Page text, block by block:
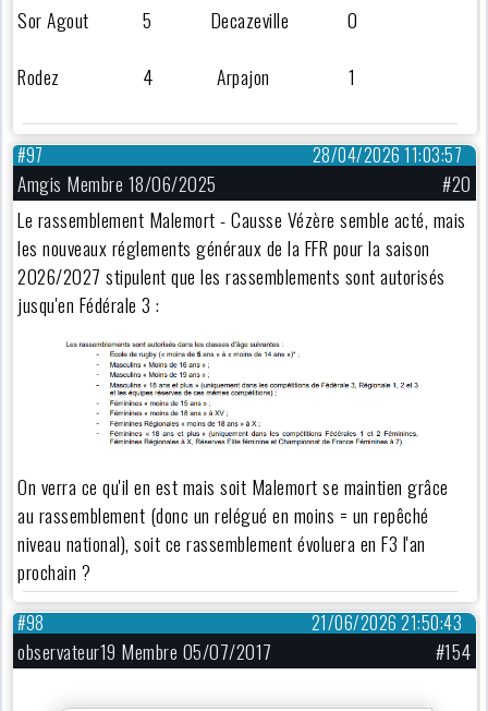
Sor Agout 5 Decazeville 0
Rodez 4 Arpajon 1
28/04/2026 11:03:57
#97
Amgis Membre 18/06/2025
#20
Le rassemblement Malemort - Causse Vézère semble acté, mais
les nouveaux réglements généraux de la FFR pour la saison
2026/2027 stipulent que les rassemblements sont autorisés
jusqu'en Fédérale 3 :
On verra ce qu'il en est mais soit Malemort se maintien grâce
au rassemblement (donc un relégué en moins = un repêché
niveau national), soit ce rassemblement évoluera en F3 l'an
prochain ?
21/06/2026 21:50:43
#98
observateur19 Membre 05/07/2017 #154